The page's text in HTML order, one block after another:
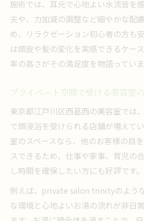
施術では、耳元で心地よい水流音を
夫や、力加減の調整など細やかな配
め、リラクゼーション初心者の方も
は頭皮や髪の変化を実感できるケー
率の高さがその満足度を物語っていま
プライベート空間で受ける美容室
東京都江戸川区西葛西の美容室では
で頭浸浴を受けられる店舗が増えて
室のスペースなら、他のお客様の目
スできるため、仕事や家事、育児の
し時間を確保したい方にも好評です。
例えば、private salon trinityのよう
な環境と心地よいお湯の流れが非日